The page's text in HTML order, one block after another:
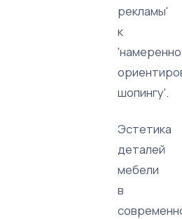
рекламы'
к
'намеренно
шопингу'.
Эстетика
деталей
мебели
в